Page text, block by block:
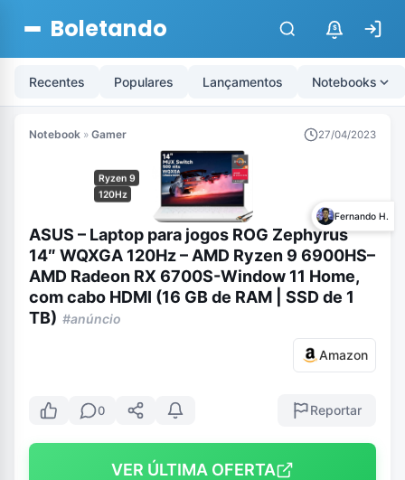
Boletando $
Recentes Populares Lançamentos Notebooks
Notebook » Gamer 27/04/2023
Ryzen 9
120Hz
Fernando H.
ASUS – Laptop para jogos ROG Zephyrus
14″ WQXGA 120Hz – AMD Ryzen 9 6900HS–
AMD Radeon RX 6700S-Window 11 Home,
com cabo HDMI (16 GB de RAM | SSD de 1
TB) #anúncio
Amazon
0 Reportar
VER ÚLTIMA OFERTA